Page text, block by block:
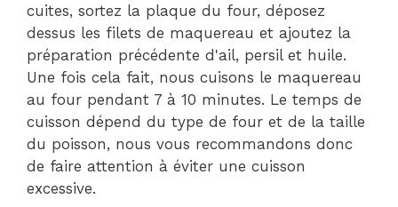
cuites, sortez la plaque du four, déposez
dessus les filets de maquereau et ajoutez la
préparation précédente d'ail, persil et huile.
Une fois cela fait, nous cuisons le maquereau
au four pendant 7 à 10 minutes. Le temps de
cuisson dépend du type de four et de la taille
du poisson, nous vous recommandons donc
de faire attention à éviter une cuisson
excessive.